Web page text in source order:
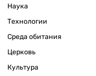
Наука
Технологии
Среда обитания
Церковь
Культура